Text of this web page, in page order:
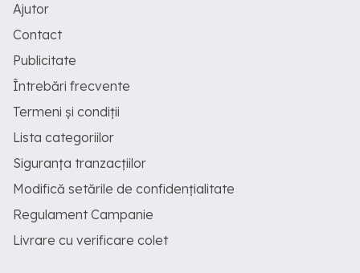
Ajutor
Contact
Publicitate
Întrebări frecvente
Termeni și condiții
Lista categoriilor
Siguranța tranzacțiilor
Modifică setările de confidențialitate
Regulament Campanie
Livrare cu verificare colet